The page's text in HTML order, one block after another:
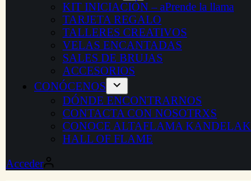
KIT INICIACIÓN – aPrende la llama
TARJETA REGALO
TALLERES CREATIVOS
VELAS ENCANTADAS
SALES DE BRUJAS
ACCESORIOS
CONÓCENOS
DÓNDE ENCONTRARNOS
CONTACTA CON NOSOTRXS
CONOCE ALTAFLAMA KANDELAK
HALL OF FLAME
Acceder